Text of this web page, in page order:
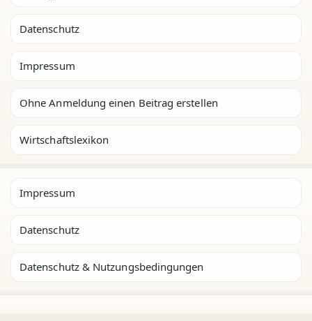
Datenschutz
Impressum
Ohne Anmeldung einen Beitrag erstellen
Wirtschaftslexikon
Impressum
Datenschutz
Datenschutz & Nutzungsbedingungen